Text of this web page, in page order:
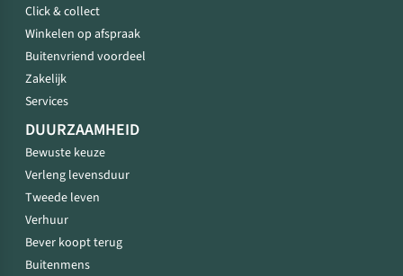
Click & collect
Winkelen op afspraak
Buitenvriend voordeel
Zakelijk
Services
DUURZAAMHEID
Bewuste keuze
Verleng levensduur
Tweede leven
Verhuur
Bever koopt terug
Buitenmens